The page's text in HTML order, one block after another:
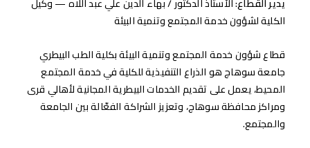
الكلية لشؤون خدمة المجتمع وتنمية البيئة
قطاع شؤون خدمة المجتمع وتنمية البيئة بكلية الطب البيطري
جامعة سوهاج هو الذراع التنفيذية للكلية في خدمة المجتمع
المحيط، يعمل على تقديم الخدمات البيطرية المجانية لأهالي قرى
ومراكز محافظة سوهاج، وتعزيز الشراكة الفعّالة بين الجامعة
والمجتمع.